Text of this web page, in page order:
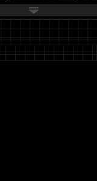
マジェスティ250C
ＬＥＤエアロカスタ
ム 黒 オーディオ♪